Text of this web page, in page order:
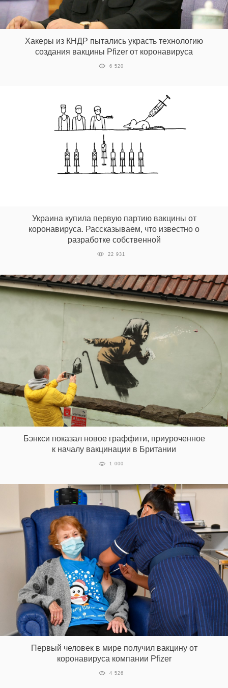
Хакеры из КНДР пытались украсть технологию
создания вакцины Pfizer от коронавируса
6 520
Украина купила первую партию вакцины от
коронавируса. Рассказываем, что известно о
разработке собственной
22 931
Бэнкси показал новое граффити, приуроченное
к началу вакцинации в Британии
1 000
Первый человек в мире получил вакцину от
коронавируса компании Pfizer
4 526